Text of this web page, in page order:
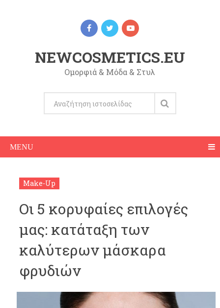
NEWCOSMETICS.EU
Ομορφιά & Μόδα & Στυλ
MENU
Make-Up
Οι 5 κορυφαίες επιλογές
μας: κατάταξη των
καλύτερων μάσκαρα
φρυδιών